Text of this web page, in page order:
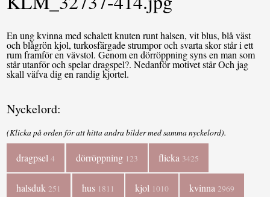
En ung kvinna med schalett knuten runt halsen, vit blus, blå väst
och blågrön kjol, turkosfärgade strumpor och svarta skor står i ett
rum framför en vävstol. Genom en dörröppning syns en man som
står utanför och spelar dragspel?. Nedanför motivet står Och jag
skall väfva dig en randig kjortel.
Nyckelord:
(Klicka på orden för att hitta andra bilder med samma nyckelord).
dragpsel4 dörröppning 123 flicka 3425
halsduk 251 hus 1811 kjol 1010 kvinna 2969